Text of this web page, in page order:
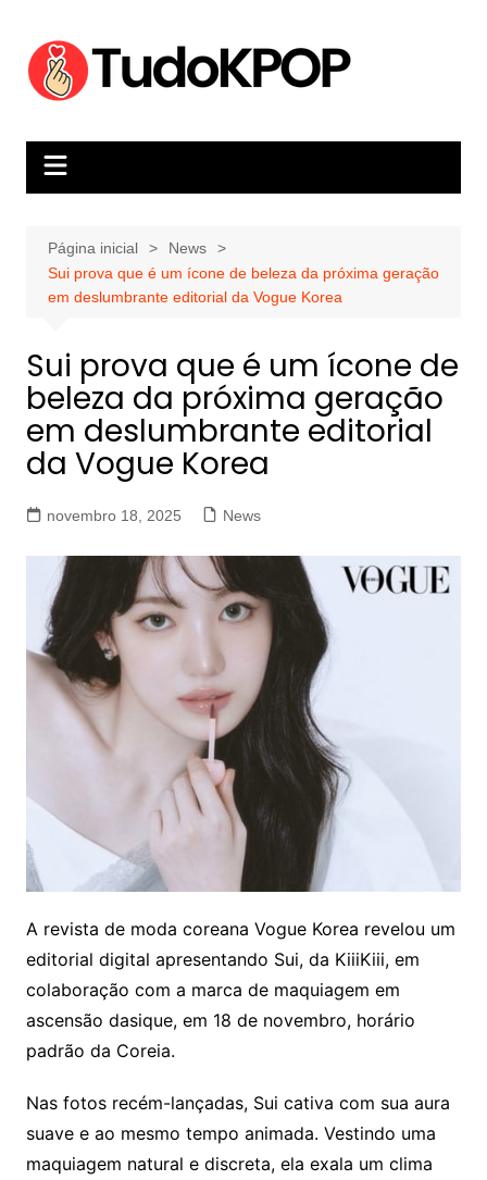
conteúdo
Página inicial
News
Sui prova que é um ícone de beleza da próxima geração
em deslumbrante editorial da Vogue Korea
Sui prova que é um ícone de
beleza da próxima geração
em deslumbrante editorial
da Vogue Korea
novembro 18, 2025 News
A revista de moda coreana Vogue Korea revelou um
editorial digital apresentando Sui, da KiiiKiii, em
colaboração com a marca de maquiagem em
ascensão dasique, em 18 de novembro, horário
padrão da Coreia.
Nas fotos recém-lançadas, Sui cativa com sua aura
suave e ao mesmo tempo animada. Vestindo uma
maquiagem natural e discreta, ela exala um clima